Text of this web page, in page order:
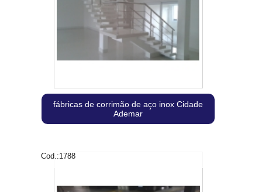
fábricas de corrimão de aço inox Cidade
Ademar
Cod.:1788